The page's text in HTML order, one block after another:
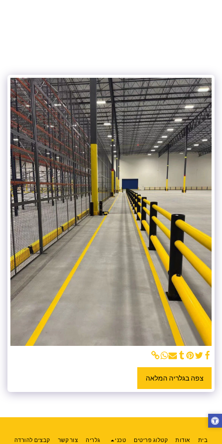
צפה בגלריה המלאה
בית אודות קטלוג פריטים טכני גלריה צור קשר קבצים להורדה